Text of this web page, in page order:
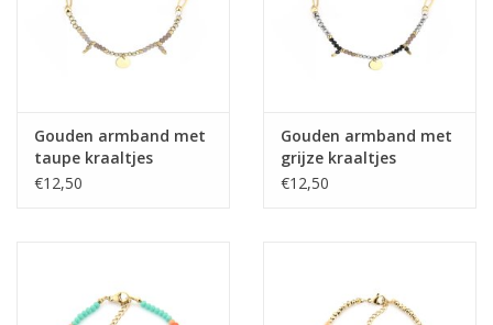
Gouden armband met
taupe kraaltjes
€12,50
Gouden armband met
grijze kraaltjes
€12,50